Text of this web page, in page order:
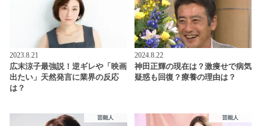
2023.8.21
広末涼子最強説！逆ギレや「映画
出たい」天然発言に業界の反応
は？
2024.8.22
神田正輝の現在は？激痩せで病気
疑惑も回復？療養の理由は？
芸能人 芸能人